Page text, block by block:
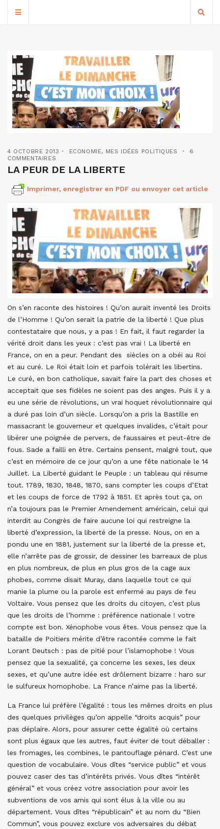
4 OCTOBRE 2013 ECONOMIE, MES IDÉES POLITIQUES
6
COMMENTAIRES
LA PEUR DE LA LIBERTE
Imprimer, enregistrer en PDF ou envoyer cet article
On s’en raconte des histoires ! Qu’on aurait inventé les Droits
de l’Homme ! Qu’on serait la patrie de la liberté ! Que plus
contestataire que nous, y a pas ! En fait, il faut regarder la
vérité droit dans les yeux : c’est pas vrai ! La liberté en
France, on en a peur. Pendant des siècles on a obéi au Roi
et au curé. Le Roi était loin et parfois tolérait les libertins.
Le curé, en bon catholique, savait faire la part des choses et
acceptait que ses fidèles ne soient pas des anges. Puis il y a
eu une série de révolutions, un vrai hoquet révolutionnaire qui
a duré pas loin d’un siècle. Lorsqu’on a pris la Bastille en
massacrant le gouverneur et quelques invalides, c’était pour
libérer une poignée de pervers, de faussaires et peut-être de
fous. Sade a failli en être. Certains pensent, malgré tout, que
c’est en mémoire de ce jour qu’on a une fête nationale le 14
Juillet. La Liberté guidant le Peuple : un tableau qui résume
tout. 1789, 1830, 1848, 1870, sans compter les coups d’Etat
et les coups de force de 1792 à 1851. Et après tout ça, on
n’a toujours pas le Premier Amendement américain, celui qui
interdit au Congrès de faire aucune loi qui restreigne la
liberté d’expression, la liberté de la presse. Nous, on en a
pondu une en 1881, justement sur la liberté de la presse et,
elle n’arrête pas de grossir, de dessiner les barreaux de plus
en plus nombreux, de plus en plus gros de la cage aux
phobes, comme disait Muray, dans laquelle tout ce qui
manie la plume ou la parole est enfermé au pays de feu
Voltaire. Vous pensez que les droits du citoyen, c’est plus
que les droits de l’homme : préférence nationale ! votre
compte est bon. Xénophobe vous êtes. Vous pensez que la
bataille de Poitiers mérite d’être racontée comme le fait
Lorant Deutsch : pas de pitié pour l’islamophobe ! Vous
pensez que la sexualité, ça concerne les sexes, les deux
sexes, et qu’une autre idée est drôlement bizarre : haro sur
le sulfureux homophobe. La France n’aime pas la liberté.
La France lui préfère l’égalité : tous les mêmes droits en plus
des quelques privilèges qu’on appelle “droits acquis” pour
pas déplaire. Alors, pour assurer cette égalité où certains
sont plus égaux que les autres, faut éviter de tout déballer :
les fromages, les combines, le pantouflage pénard. C’est une
question de vocabulaire. Vous dîtes “service public” et vous
pouvez caser des tas d’intérêts privés. Vous dîtes “intérêt
général” et vous créez votre association pour avoir les
subventions de vos amis qui sont élus à la ville ou au
département. Vous dîtes “républicain” et au nom du “Bien
Commun”, vous pouvez exclure vos adversaires du débat